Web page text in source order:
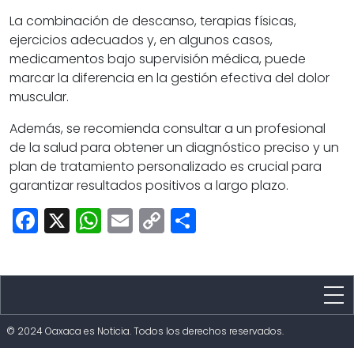
La combinación de descanso, terapias físicas,
ejercicios adecuados y, en algunos casos,
medicamentos bajo supervisión médica, puede
marcar la diferencia en la gestión efectiva del dolor
muscular.
Además, se recomienda consultar a un profesional
de la salud para obtener un diagnóstico preciso y un
plan de tratamiento personalizado es crucial para
garantizar resultados positivos a largo plazo.
Facebook
X WhatsApp
Email
Copy
Estado
© 2024 Oaxaca es Noticia. Todos los derechos reservados.